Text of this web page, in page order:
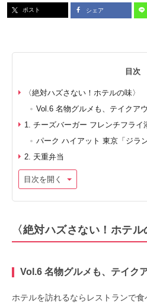
ポスト シェア
目次
〈絶対ハズさない！ホテルの味〉
Vol.6 名物グルメも、テイクア
1. チーズバーガー フレンチフライ
パーク ハイアット 東京「ジラ
2. 天重弁当
目次を開く
〈絶対ハズさない！ホテル
Vol.6 名物グルメも、テイク
ホテルを訪れるならレストランで